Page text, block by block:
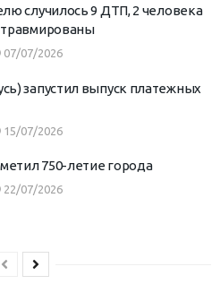
случилось 9 ДТП, 2 человека
травмированы
07/07/2026
запустил выпуск платежных
15/07/2026
750-летие города
22/07/2026